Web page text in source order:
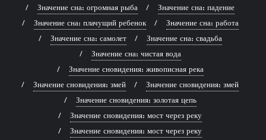
Значение сна: огромная рыба
Значение сна: падение
Значение сна: плачущий ребенок
Значение сна: работа
Значение сна: самолет
Значение сна: свадьба
Значение сна: чистая вода
Значение сновидения: живописная река
Значение сновидения: змей
Значение сновидения: змей
Значение сновидения: золотая цепь
Значение сновидения: мост через реку
Значение сновидения: мост через реку